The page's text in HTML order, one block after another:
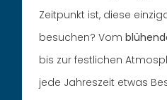
Zeitpunkt ist, diese
besuchen? Vom
bis zur festlichen
jede Jahreszeit etwas